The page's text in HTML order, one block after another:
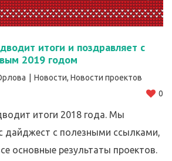
итоги и поздравляет с
2019 годом
Новости, Новости проектов
0
итоги 2018 года. Мы
дайджест с полезными ссылками,
основные результаты проектов.